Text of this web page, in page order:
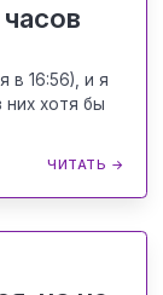
в 16:56), и я
хотя бы
ЧИТАТЬ →